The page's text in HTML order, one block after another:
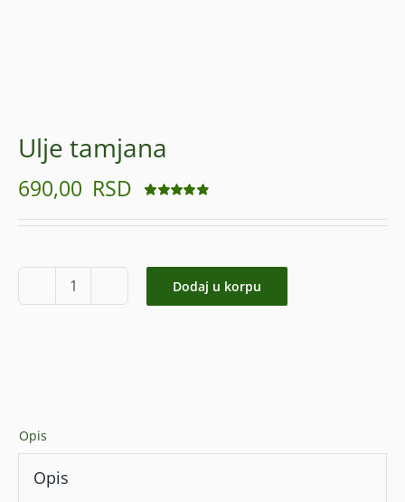
Ulje tamjana
690,00 RSD
4.90od 5 na
Ulje
tamjana
Dodaj u korpu
Opis
Opis